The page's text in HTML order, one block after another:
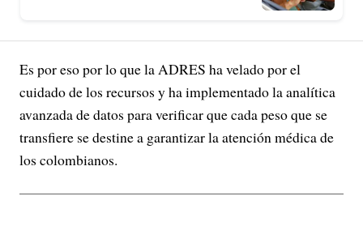
Es por eso por lo que la ADRES ha velado por el
cuidado de los recursos y ha implementado la analítica
avanzada de datos para verificar que cada peso que se
transfiere se destine a garantizar la atención médica de
los colombianos.